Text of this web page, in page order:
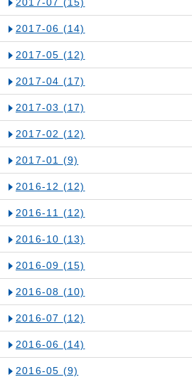
2017-06 (14)
2017-05 (12)
2017-04 (17)
2017-03 (17)
2017-02 (12)
2017-01 (9)
2016-12 (12)
2016-11 (12)
2016-10 (13)
2016-09 (15)
2016-08 (10)
2016-07 (12)
2016-06 (14)
2016-05 (9)